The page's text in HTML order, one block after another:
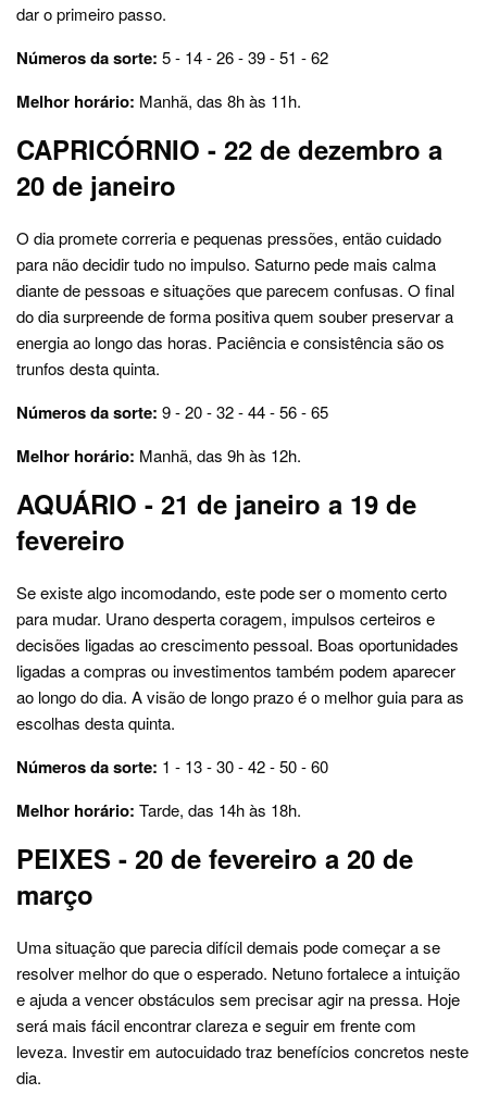
dar o primeiro passo.
Números da sorte: 5 - 14 - 26 - 39 - 51 - 62
Melhor horário: Manhã, das 8h às 11h.
CAPRICÓRNIO - 22 de dezembro a
20 de janeiro
O dia promete correria e pequenas pressões, então cuidado
para não decidir tudo no impulso. Saturno pede mais calma
diante de pessoas e situações que parecem confusas. O final
do dia surpreende de forma positiva quem souber preservar a
energia ao longo das horas. Paciência e consistência são os
trunfos desta quinta.
Números da sorte: 9 - 20 - 32 - 44 - 56 - 65
Melhor horário: Manhã, das 9h às 12h.
AQUÁRIO - 21 de janeiro a 19 de
fevereiro
Se existe algo incomodando, este pode ser o momento certo
para mudar. Urano desperta coragem, impulsos certeiros e
decisões ligadas ao crescimento pessoal. Boas oportunidades
ligadas a compras ou investimentos também podem aparecer
ao longo do dia. A visão de longo prazo é o melhor guia para as
escolhas desta quinta.
Números da sorte: 1 - 13 - 30 - 42 - 50 - 60
Melhor horário: Tarde, das 14h às 18h.
PEIXES - 20 de fevereiro a 20 de
março
Uma situação que parecia difícil demais pode começar a se
resolver melhor do que o esperado. Netuno fortalece a intuição
e ajuda a vencer obstáculos sem precisar agir na pressa. Hoje
será mais fácil encontrar clareza e seguir em frente com
leveza. Investir em autocuidado traz benefícios concretos neste
dia.